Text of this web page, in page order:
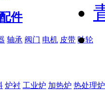
件
轴承 阀门 电机 皮带 叶轮
炉衬 工业炉 加热炉 热处理炉